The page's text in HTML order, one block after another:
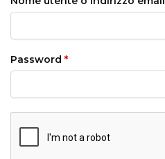
Password *